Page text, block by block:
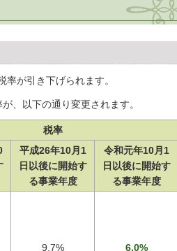
が引き下げられます。
、以下の通り変更されます。
税率
平成26年10月1
日以後に開始す
る事業年度
令和元年10月1
日以後に開始す
る事業年度
9.7% 6.0%